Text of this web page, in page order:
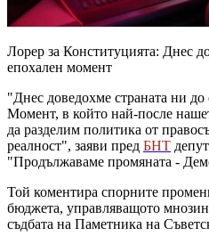
Лорер за Конституцията: Днес
епохален момент
"Днес доведохме страната ни
Момент, в който най-после
да разделим политика от
реалност", заяви пред БНТ
"Продължаваме промяната -
Той коментира спорните
бюджета, управляващото
съдбата на Паметника на